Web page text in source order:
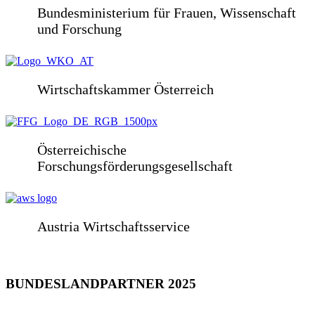
Bundesministerium für Frauen, Wissenschaft
und Forschung
Wirtschaftskammer Österreich
Österreichische
Forschungsförderungsgesellschaft
Austria Wirtschaftsservice
BUNDESLANDPARTNER 2025